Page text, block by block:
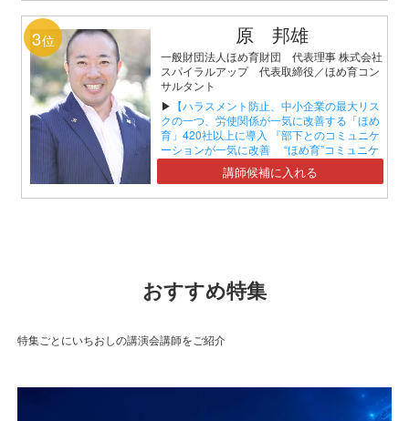
3位 原 邦雄
一般財団法人ほめ育財団 代表理事 株式会社
スパイラルアップ 代表取締役／ほめ育コン
サルタント
▶ 【ハラスメント防止、中小企業の最大リス
クの一つ、労使関係が一気に改善する「ほめ
育」420社以上に導入 『部下とのコミュニケ
ーションが一気に改善 “ほめ育”コミュニケ
ーションセミナー』】講師候補に入れる
おすすめ特集
特集ごとにいちおしの講演会講師をご紹介